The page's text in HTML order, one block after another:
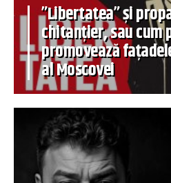
”Libertatea” și
chitanțier, sau cum
promovează
al Moscovei